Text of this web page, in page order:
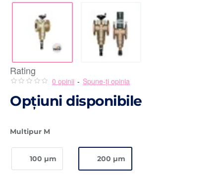
Rating
0 opinii - Spune-ţi opinia
Opţiuni disponibile
Multipur M
100 µm 200 µm